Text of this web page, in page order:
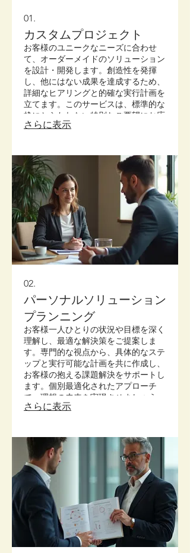
01.
カスタムプロジェクト
お客様のユニークなニーズに合わせ
て、オーダーメイドのソリューション
を設計・開発します。創造性を発揮
し、他にはない成果を達成するため、
詳細なヒアリングと的確な実行計画を
立てます。このサービスは、標準的な
枠にとらわれない特別なご要望にお応
えします。
さらに表示
02.
パーソナルソリューション
プランニング
お客様一人ひとりの状況や目標を深く
理解し、最適な解決策をご提案しま
す。専門的な視点から、具体的なステ
ップと実行可能な計画を共に作成し、
お客様の抱える課題解決をサポートし
ます。個別最適化されたアプローチ
で、理想の未来を実現させましょう。
さらに表示